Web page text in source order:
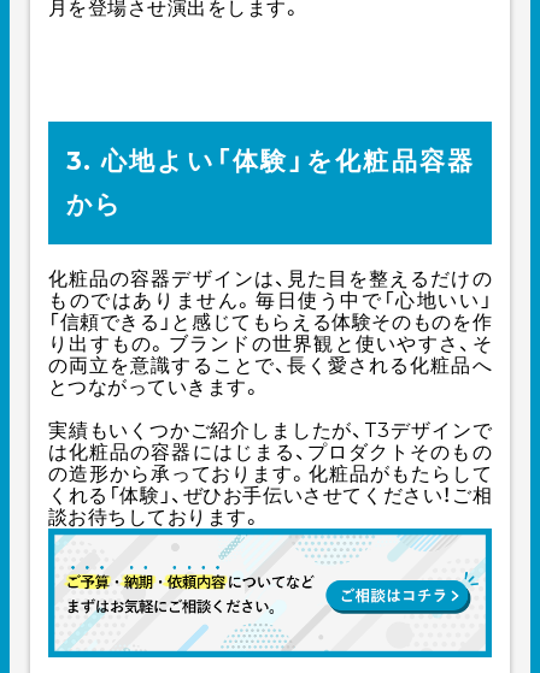
月を登場させ演出をします。
3. 心地よい「体験」を化粧品容器
から
化粧品の容器デザインは、見た目を整えるだけの
ものではありません。毎日使う中で「心地いい」
「信頼できる」と感じてもらえる体験そのものを作
り出すもの。ブランドの世界観と使いやすさ、そ
の両立を意識することで、長く愛される化粧品へ
とつながっていきます。
実績もいくつかご紹介しましたが、T3デザインで
は化粧品の容器にはじまる、プロダクトそのもの
の造形から承っております。化粧品がもたらして
くれる「体験」、ぜひお手伝いさせてください！ご相
談お待ちしております。